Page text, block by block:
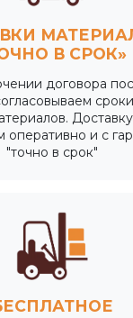
В СРОК»
договора
Доставку
оперативно и с
"точно в срок"